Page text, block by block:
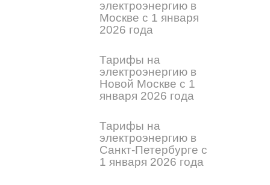
электроэнергию в
Москве с 1 января
2026 года
Тарифы на
электроэнергию в
Новой Москве с 1
января 2026 года
Тарифы на
электроэнергию в
Санкт-Петербурге с
1 января 2026 года